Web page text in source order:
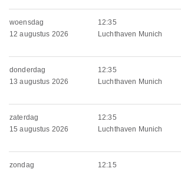
woensdag
12 augustus 2026
12:35
Luchthaven Munich
donderdag
13 augustus 2026
12:35
Luchthaven Munich
zaterdag
15 augustus 2026
12:35
Luchthaven Munich
zondag
12:15